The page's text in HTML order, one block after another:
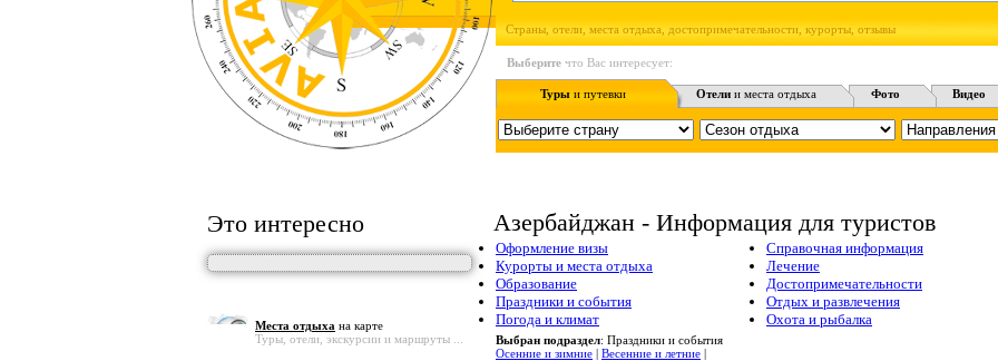
Страны, отели, места отдыха, достопримечательности, курорты, отзывы
Выберите что Вас интересует:
Турыи путевки Отели и места отдыха Фото Видео
Это интересно
Места отдыха на карте
Туры, отели, экскурсии и маршруты ...
Азербайджан - Информация для туристов
Оформление визы
Курорты и места отдыха
Образование
Праздники и события
Погода и климат
Справочная информация
Лечение
Достопримечательности
Отдых и развлечения
Охота и рыбалка
Выбран подраздел: Праздники и события
Осенние и зимние | Весенние и летние |